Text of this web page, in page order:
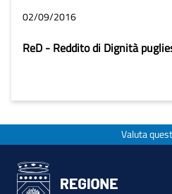
02/09/2016
ReD - Reddito di Dignità
Valuta